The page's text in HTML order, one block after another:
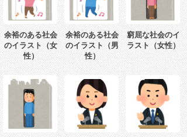
余裕のある社会
のイラスト（女
性）
余裕のある社会
のイラスト（男
性）
窮屈な社会のイ
ラスト（女性）